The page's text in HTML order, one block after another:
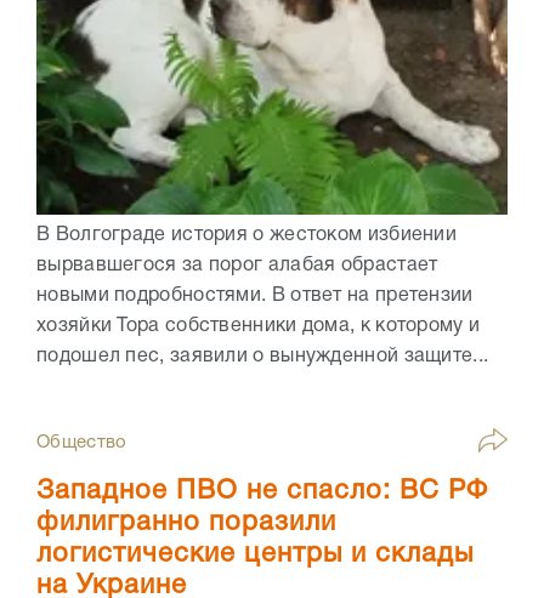
В Волгограде история о жестоком избиении
вырвавшегося за порог алабая обрастает
новыми подробностями. В ответ на претензии
хозяйки Тора собственники дома, к которому и
подошел пес, заявили о вынужденной защите...
Общество
Западное ПВО не спасло: ВС РФ
филигранно поразили
логистические центры и склады
на Украине